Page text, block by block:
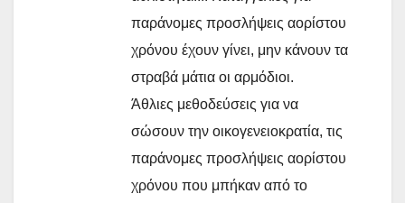
παράνομες προσλήψεις αορίστου
χρόνου έχουν γίνει, μην κάνουν τα
στραβά μάτια οι αρμόδιοι.
Άθλιες μεθοδεύσεις για να
σώσουν την οικογενειοκρατία, τις
παράνομες προσλήψεις αορίστου
χρόνου που μπήκαν από το